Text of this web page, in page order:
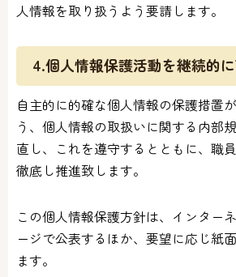
人情報を取り扱うよう要請します。
4.個人情報保護活動を継続的
自主的に的確な個人情報の保護措置
う、個人情報の取扱いに関する内部
直し、これを遵守するとともに、職
徹底し推進致します。
この個人情報保護方針は、インター
ージで公表するほか、要望に応じ紙
ます。